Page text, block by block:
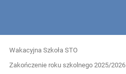
Wydarzenia
Wakacyjna Szkoła STO
Zakończenie roku szkolnego 2025/2026